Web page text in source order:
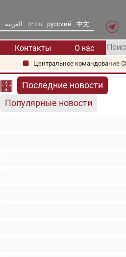
العربیه עברית русский 中文
Контакты О нас
Центральное командование США
Последние новости
Популярные новости